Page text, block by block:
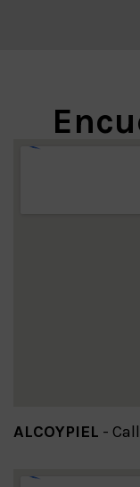
ALCOYPIEL -